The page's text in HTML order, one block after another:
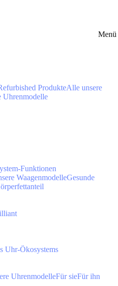
Menü
ProdukteAlle unsere
Uhrenmodelle
Funktionen
WaagenmodelleGesunde
Uhr-Ökosystems
UhrenmodelleFür sieFür ihn